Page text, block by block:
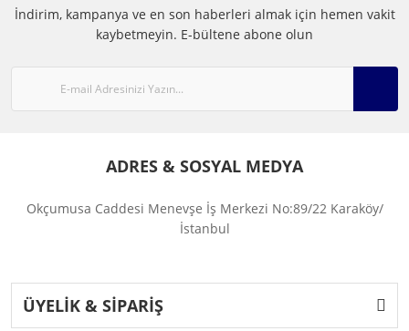
İndirim, kampanya ve en son haberleri almak için hemen vakit
kaybetmeyin. E-bültene abone olun
ADRES & SOSYAL MEDYA
Okçumusa Caddesi Menevşe İş Merkezi No:89/22 Karaköy/
İstanbul
ÜYELİK & SİPARİŞ